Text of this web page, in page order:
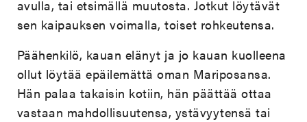
avulla, tai etsimällä muutosta. Jotkut löytävät
sen kaipauksen voimalla, toiset rohkeutensa.
Päähenkilö, kauan elänyt ja jo kauan kuolleena
ollut löytää epäilemättä oman Mariposansa.
Hän palaa takaisin kotiin, hän päättää ottaa
vastaan mahdollisuutensa, ystävyytensä tai